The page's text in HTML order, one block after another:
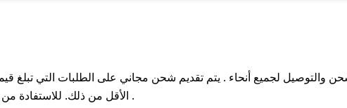
التواصل مع فريق دعم صحصح عبر الرسائل الخاصة على تويتر أو البريد
لجميع أنحاء . يتم تقديم شحن مجاني على الطلبات التي تبلغ
الأقل من ذلك. للاستفادة من خيار التوصيل السريع، يرجى تقديم طلبك قبل الساعة .